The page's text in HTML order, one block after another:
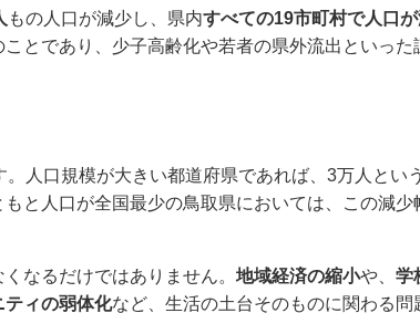
もの人口が減少し、県内すべての19市町村で人口
とであり、少子高齢化や若者の県外流出といった
人口規模が大きい都道府県であれば、3万人とい
と人口が全国最少の鳥取県においては、この減少
なるだけではありません。 地域経済の縮小や、 学
ティの弱体化など、生活の土台そのものに関わる問